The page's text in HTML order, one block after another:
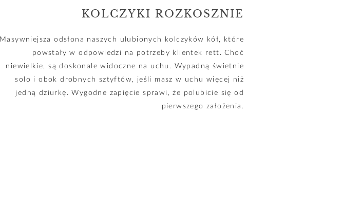
KOLCZYKI ROZKOSZNIE
Masywniejsza odsłona naszych ulubionych kolczyków kół, które
powstały w odpowiedzi na potrzeby klientek rett. Choć
niewielkie, są doskonale widoczne na uchu. Wypadną świetnie
solo i obok drobnych sztyftów, jeśli masz w uchu więcej niż
jedną dziurkę. Wygodne zapięcie sprawi, że polubicie się od
pierwszego założenia.